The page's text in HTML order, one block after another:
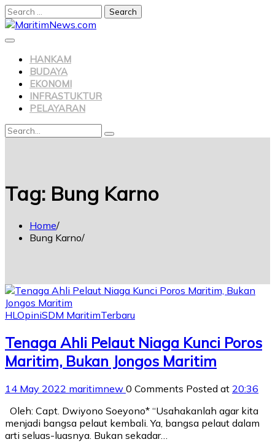
Search
for:
Skip
to
HANKAM
BUDAYA
EKONOMI
INFRASTUKTUR
PELAYARAN
Search
Search
Tag: Bung Karno
Home
Bung Karno
HL OpiniSDM MaritimTerbaru
Tenaga Ahli Pelaut Niaga Kunci Poros
Maritim, Bukan Jongos Maritim
14 May 2022 maritimnew 0 Comments Posted at 20:36
Oleh: Capt. Dwiyono Soeyono* “Usahakanlah agar kita
menjadi bangsa pelaut kembali. Ya, bangsa pelaut dalam
arti seluas-luasnya. Bukan sekadar…